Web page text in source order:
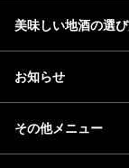
美味しい地酒の選
お知らせ
その他メニュー